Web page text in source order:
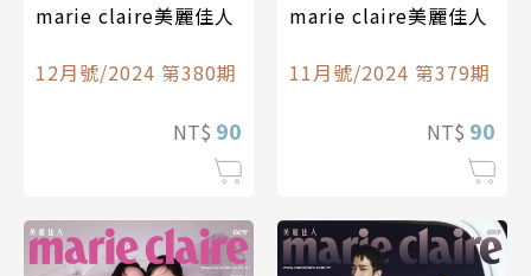
marie claire美麗佳人
12月號/2024 第380期
NT$ 90
marie claire美麗佳人
11月號/2024 第379期
NT$ 90